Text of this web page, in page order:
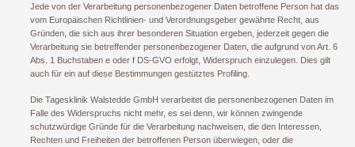
Jede von der Verarbeitung personenbezogener Daten betroffene Person hat das
vom Europäischen Richtlinien- und Verordnungsgeber gewährte Recht, aus
Gründen, die sich aus ihrer besonderen Situation ergeben, jederzeit gegen die
Verarbeitung sie betreffender personenbezogener Daten, die aufgrund von Art. 6
Abs. 1 Buchstaben e oder f DS-GVO erfolgt, Widerspruch einzulegen. Dies gilt
auch für ein auf diese Bestimmungen gestütztes Profiling.
Die Tagesklinik Walstedde GmbH verarbeitet die personenbezogenen Daten im
Falle des Widerspruchs nicht mehr, es sei denn, wir können zwingende
schutzwürdige Gründe für die Verarbeitung nachweisen, die den Interessen,
Rechten und Freiheiten der betroffenen Person überwiegen, oder die